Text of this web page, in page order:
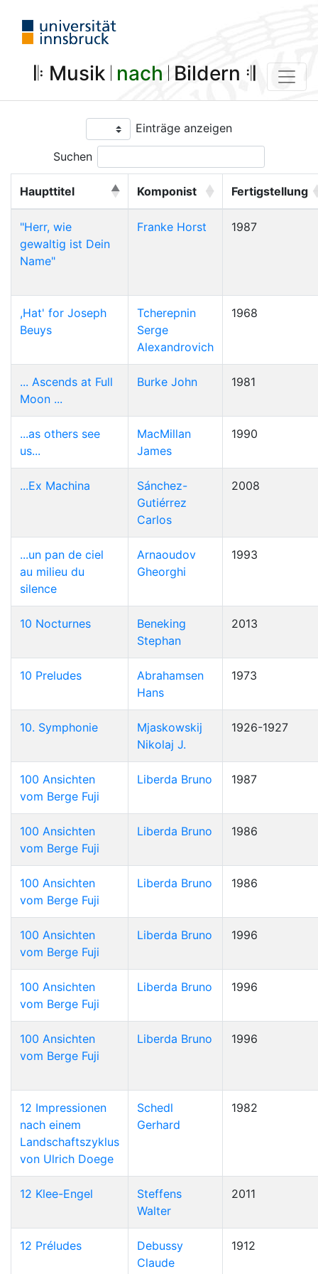
𝄆 Musik 𝄀 nach 𝄀 Bildern 𝄇
Einträge anzeigen
Suchen
Haupttitel Komponist Fertigstellung
"Herr, wie
gewaltig ist Dein
Name"
Franke Horst 1987
,Hat' for Joseph
Beuys
Tcherepnin
Serge
Alexandrovich
1968
... Ascends at Full
Moon ...
Burke John 1981
...as others see
us...
MacMillan
James
1990
...Ex Machina
Sánchez-
Gutiérrez
Carlos
2008
...un pan de ciel
au milieu du
silence
Arnaoudov
Gheorghi
1993
10 Nocturnes
Beneking
Stephan
2013
10 Preludes
Abrahamsen
Hans
1973
10. Symphonie
Mjaskowskij
Nikolaj J.
1926-1927
100 Ansichten
vom Berge Fuji
Liberda Bruno 1987
100 Ansichten
vom Berge Fuji
Liberda Bruno 1986
100 Ansichten
vom Berge Fuji
Liberda Bruno 1986
100 Ansichten
vom Berge Fuji
Liberda Bruno 1996
100 Ansichten
vom Berge Fuji
Liberda Bruno 1996
100 Ansichten
vom Berge Fuji
Liberda Bruno 1996
12 Impressionen
nach einem
Landschaftszyklus
von Ulrich Doege
Schedl
Gerhard
1982
12 Klee-Engel
Steffens
Walter
2011
12 Préludes
Debussy
Claude
1912